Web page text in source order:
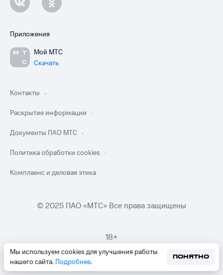
Мы используем cookies для улучшения работы
нашего сайта. Подробнее.
ПОНЯТНО
Приложения
Мой МТС
Скачать
Контакты
Раскрытие информации
Документы ПАО МТС
Политика обработки cookies
Комплаенс и деловая этика
© 2025 ПАО «МТС» Все права защищены
18+